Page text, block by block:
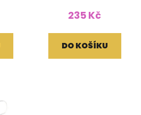
235 Kč
DO KOŠÍKU